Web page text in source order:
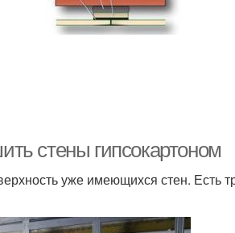
стены гипсокартоном
уже имеющихся стен. Есть